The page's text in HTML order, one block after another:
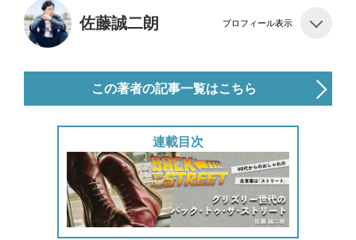
佐藤誠二朗 プロフィール表示
この著者の記事一覧はこちら
連載目次